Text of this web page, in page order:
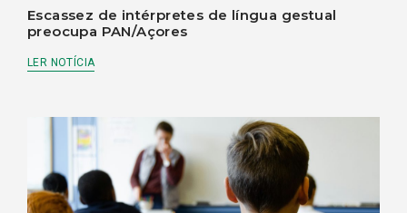
Escassez de intérpretes de língua gestual
preocupa PAN/Açores
LER NOTÍCIA